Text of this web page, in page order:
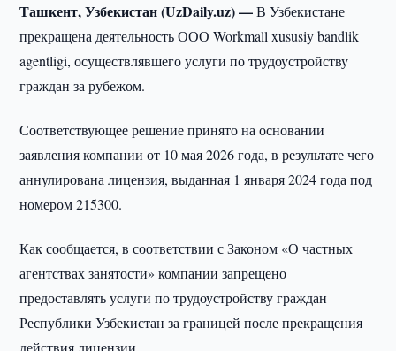
Ташкент, Узбекистан (UzDaily.uz) —В Узбекистане
прекращена деятельность ООО Workmall xususiy bandlik
agentligi, осуществлявшего услуги по трудоустройству
граждан за рубежом.
Соответствующее решение принято на основании
заявления компании от 10 мая 2026 года, в результате чего
аннулирована лицензия, выданная 1 января 2024 года под
номером 215300.
Как сообщается, в соответствии с Законом «О частных
агентствах занятости» компании запрещено
предоставлять услуги по трудоустройству граждан
Республики Узбекистан за границей после прекращения
действия лицензии.